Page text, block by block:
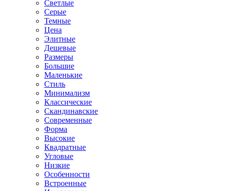
Светлые
Серые
Темные
Цена
Элитные
Дешевые
Размеры
Большие
Маленькие
Стиль
Минимализм
Классические
Скандинавские
Современные
Форма
Высокие
Квадратные
Угловые
Низкие
Особенности
Встроенные